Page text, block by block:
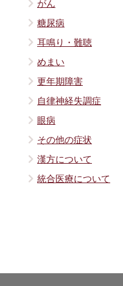
がん
糖尿病
耳鳴り・難聴
めまい
更年期障害
自律神経失調症
眼病
その他の症状
漢方について
統合医療について